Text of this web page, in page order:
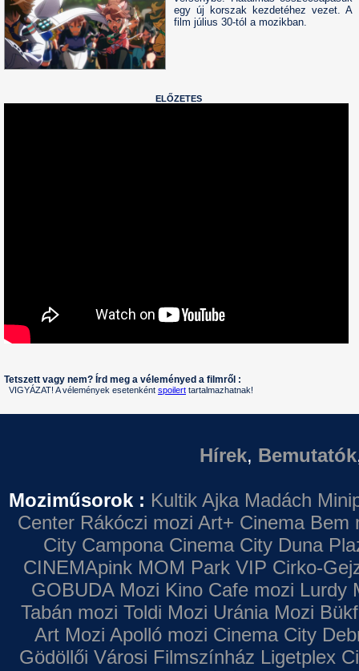
egy új korszak kezdetéhez vezet. A
film július 30-tól a mozikban.
ELŐZETES
Tetszett vagy nem? Írd meg a véleményed a filmről :
VIGYÁZAT! A vélemények esetenként spoilert tartalmazhatnak!
Hírek, Bemutatók
Moziműsorok : Kultik Ajka Madách
Center Rákóczi mozi Art+ Cinema Bem
City Campona Cinema City Duna
CINEMApink MOM Park VIP Cirko-
GOBUDA Mozi Kino Cafe mozi Lurdy
Tabán mozi Toldi Mozi Uránia Mozi
Art Mozi Apolló mozi Cinema City
Gödöllői Városi Filmszínház Ligetplex